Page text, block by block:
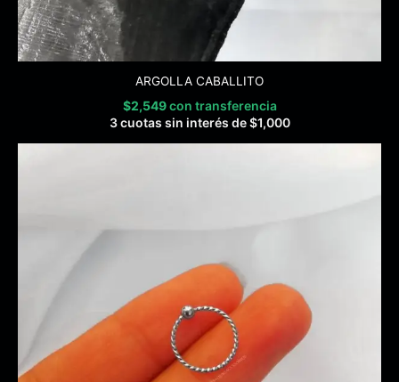
ARGOLLA CABALLITO
$2,549 con transferencia
3 cuotas sin interés de$1,000